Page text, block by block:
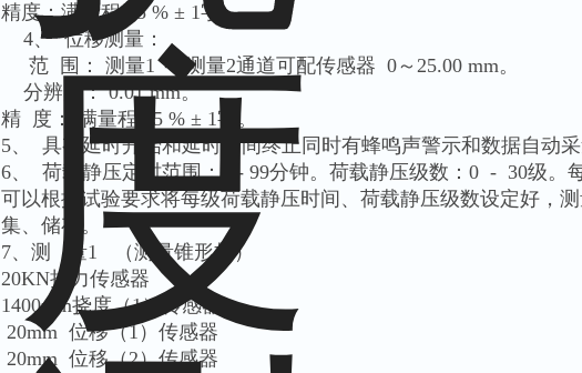
精度：满量程0.5 % ± 1字。
4、 位移测量：
范 围： 测量1 ～ 测量2通道可配传感器 0～25.00 mm。
分辨力： 0.01 mm。
精 度： 满量程0.5 % ± 1字。
5、 具有延时开始和延时时间终止同时有蜂鸣声警示和数据自动采
6、 荷载静压定时范围：1 - 99分钟。荷载静压级数：0 - 30级。
可以根据试验要求将每级荷载静压时间、荷载静压级数设定好，
集、储存。
7、测 量1 （测量锥形杆）
20KN拉力传感器
1400mm挠度（1）传感器
20mm 位移（1）传感器
20mm 位移（2）传感器